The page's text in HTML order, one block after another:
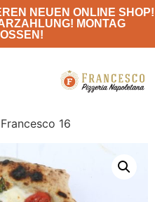
NEUEN ONLINE SHOP!
MONTAG
16